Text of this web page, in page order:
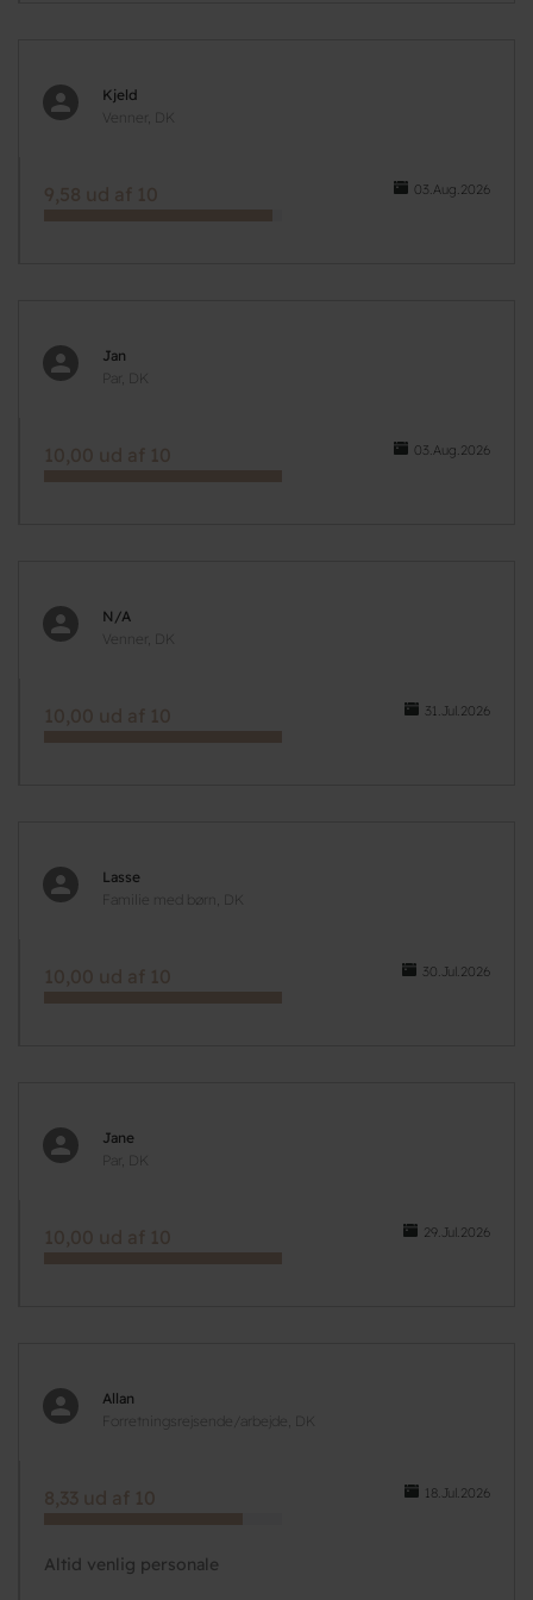
Kjeld
Venner, DK
03.Aug.2026
9,58 ud af 10
Jan
Par, DK
03.Aug.2026
10,00 ud af 10
N/A
Venner, DK
31.Jul.2026
10,00 ud af 10
Lasse
Familie med børn, DK
30.Jul.2026
10,00 ud af 10
Jane
Par, DK
29.Jul.2026
10,00 ud af 10
Allan
Forretningsrejsende/arbejde, DK
18.Jul.2026
8,33 ud af 10
Altid venlig personale